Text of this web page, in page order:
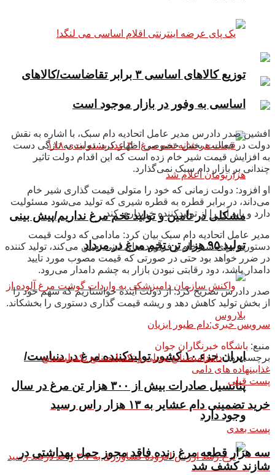
توزیع کالاهای اساسی ۳ برابر تقاضاست/کالاهای
اساسی به وفور در بازار موجود است
مشکلی در تامین و تولید تخم مرغ نداریم/پیش بینی
تولید ۹۵ هزار تن تخم مرغ در مرداد
ایران جزء ۱۰ کشور تولیدکننده مرغ در دنیاست/
پتانسیل صادرات بیش از ۳۰۰ هزار تن مرغ در سال
وجود دارد
افشین صدر دادرس مدیر عامل اتحادیه دام سبک، با اشاره به نقش
دولت در فعالیت بخش خصوصی اظهار کرد: دولت به تازگی دست
به افزایش قیمت شیر خام زده است که این اقدام دولت تاثیر
چندانی بر بازار دام سبک نمی‌گذارد.
او افزود: دولت زمانی که خود را متولی قیمت گذاری شیر خام
می‌داند، در برابر قطره به قطره شیری که تولید می‌شود مسئولیت
دارد و باید آن را از تولیدکننده خریداری کند.
مدیر عامل اتحادیه دام سبک بیان کرد: مادامی که دولت قیمت
دستوری برای شیرخام و فرآورده‌های لبنی تعیین می‌کند، تولید کننده
در ضرر خواهد بود حتی در صورتی که قیمت مصوب مورد تایید
دامدار باشد، دود رقابتی نبودن بازار به چشم دامدار می‌رود.
صدر دادرس تصریح کرد: از دولت آینده خواستاریم که سهم خود را
از بخش تولید کاهش دهد و ریشه قیمت گذاری دستوری را بخشکاند.
سرویس خبری:دام طیور ابزیان
منبع: باشگاه خبرنگاران جوان
برچسب ها: دامدامیصنایع تبدیلی و تکمیلیصنایع تکمیلیصنایع
غذایینهاده های دامی
پست قبلی
خرید تضمینی دام عشایر به ۱۳ هزار راس رسید
پست بعدی
سه هزار قطعه مرغ زنده فاقد مجوز حمل بهداشتی در
شازند کشف شد